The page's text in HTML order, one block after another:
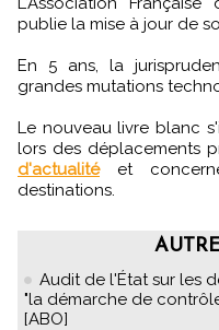
publie la mise à jour de
En 5 ans, la
grandes mutations
Le nouveau livre blanc
lors des déplacements
d'actualitéet
destinations.
Audit de l'État sur les
"la démarche de
[ABO]